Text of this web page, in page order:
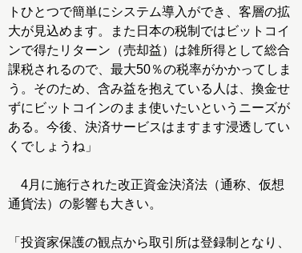
トひとつで簡単にシステム導入ができ、客層の拡
大が見込めます。また日本の税制ではビットコイ
ンで得たリターン（売却益）は雑所得として総合
課税されるので、最大50％の税率がかかってしま
う。そのため、含み益を抱えている人は、換金せ
ずにビットコインのまま使いたいというニーズが
ある。今後、決済サービスはますます浸透してい
くでしょうね」
4月に施行された改正資金決済法（通称、仮想
通貨法）の影響も大きい。
「投資家保護の観点から取引所は登録制となり、